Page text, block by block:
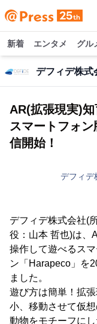
新着 エンタメ グル
デフィデ株式
AR(拡張現実)
スマートフォ
信開始！
デフィデ
デフィデ株式会社(
役：山本 哲也)は、
操作して遊べるス
ン「Harapeco」を
ました。
遊び方は簡単！拡
小、移動させて仮
動物をモチーフに